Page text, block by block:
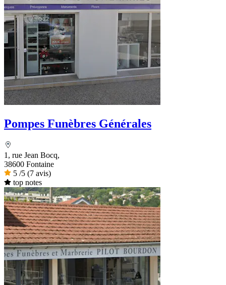
Pompes Funèbres Générales
1, rue Jean Bocq,
38600 Fontaine
5 /5 (7 avis)
top notes